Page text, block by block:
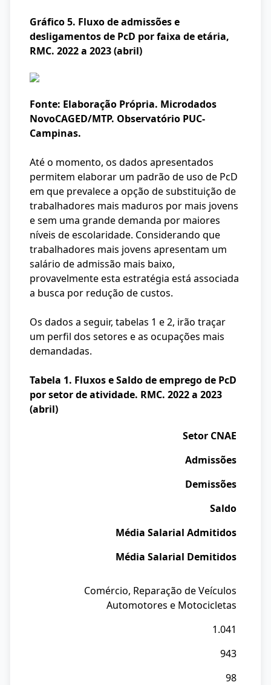
Gráfico 5. Fluxo de admissões e
desligamentos de PcD por faixa de etária,
RMC. 2022 a 2023 (abril)
Fonte: Elaboração Própria. Microdados
NovoCAGED/MTP. Observatório PUC-
Campinas.
Até o momento, os dados apresentados
permitem elaborar um padrão de uso de PcD
em que prevalece a opção de substituição de
trabalhadores mais maduros por mais jovens
e sem uma grande demanda por maiores
níveis de escolaridade. Considerando que
trabalhadores mais jovens apresentam um
salário de admissão mais baixo,
provavelmente esta estratégia está associada
a busca por redução de custos.
Os dados a seguir, tabelas 1 e 2, irão traçar
um perfil dos setores e as ocupações mais
demandadas.
Tabela 1. Fluxos e Saldo de emprego de PcD
por setor de atividade. RMC. 2022 a 2023
(abril)
Setor CNAE
Admissões
Demissões
Saldo
Média Salarial Admitidos
Média Salarial Demitidos
Comércio, Reparação de Veículos
Automotores e Motocicletas
1.041
943
98